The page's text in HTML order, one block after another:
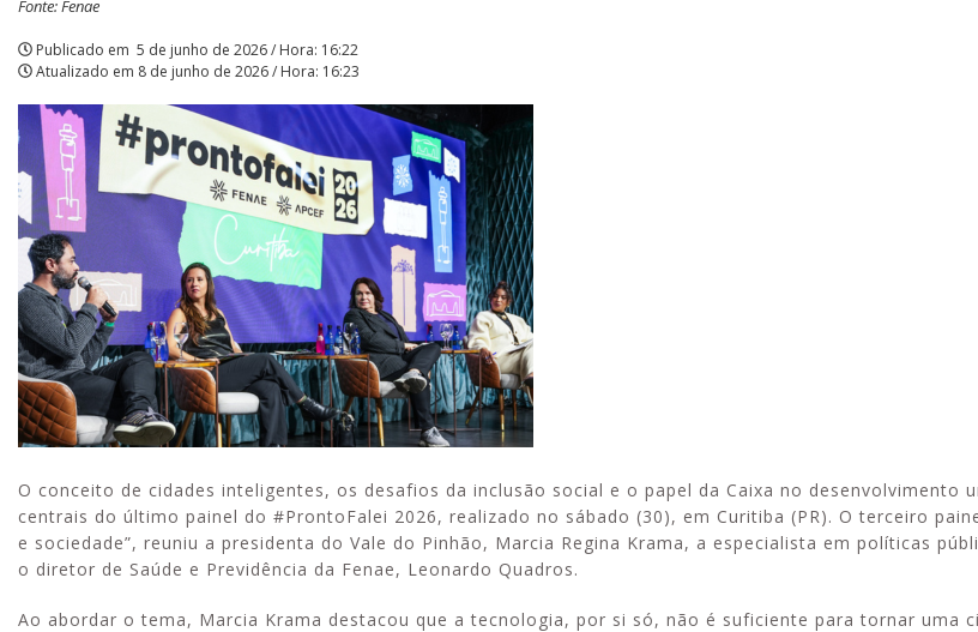
|
APCEF/SP
Fonte: Fenae
Publicado em 5 de junho de 2026 / Hora: 16:22
Atualizado em 8 de junho de 2026 / Hora: 16:23
O conceito de cidades inteligentes, os desafios da inclusão social e o papel da Caixa no desenvolvimento
centrais do último painel do #ProntoFalei 2026, realizado no sábado (30), em Curitiba (PR). O terceiro
e sociedade”, reuniu a presidenta do Vale do Pinhão, Marcia Regina Krama, a especialista em políticas
o diretor de Saúde e Previdência da Fenae, Leonardo Quadros.
Ao abordar o tema, Marcia Krama destacou que a tecnologia, por si só, não é suficiente para tornar uma
Aproveite a parceria da Apcef
com o Sesi e invista em saúde
e momentos de lazer!